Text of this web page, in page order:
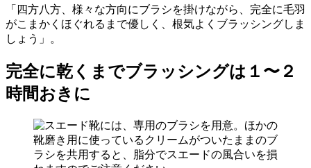
「四方八方、様々な方向にブラシを掛けながら、完全に毛羽
がこまかくほぐれるまで優しく、根気よくブラッシングしま
しょう」。
完全に乾くまでブラッシングは１〜２
時間おきに